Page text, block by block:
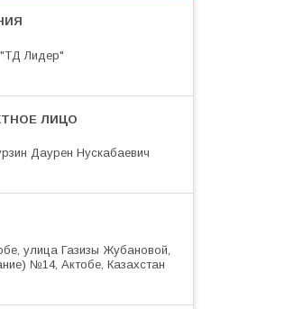
Лидер"
Даурен Нускабаевич
улица Газизы Жубановой,
№14, Актобе, Казахстан